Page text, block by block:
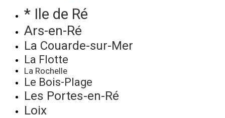
* Ile de Ré
Ars-en-Ré
La Couarde-sur-Mer
La Flotte
La Rochelle
Le Bois-Plage
Les Portes-en-Ré
Loix